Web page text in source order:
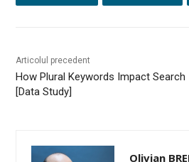
Articolul precedent
How Plural Keywords Impact
[Data Study]
Olivian